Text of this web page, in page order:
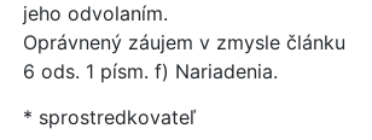
jeho odvolaním.
Oprávnený záujem v zmysle článku
6 ods. 1 písm. f) Nariadenia.
* sprostredkovateľ